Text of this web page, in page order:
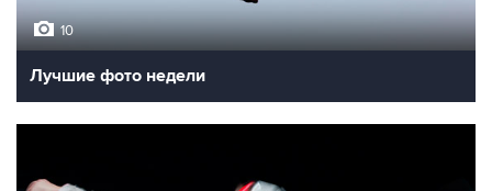
10
Лучшие фото недели